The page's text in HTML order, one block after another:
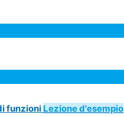
funzioni Lezione d'esempio